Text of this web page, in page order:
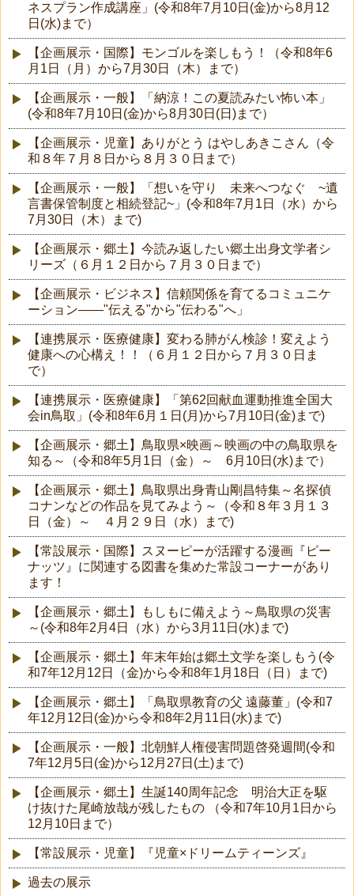
ネスプラン作成講座」(令和8年7月10日(金)から8月12
日(水)まで）
【企画展示・国際】モンゴルを楽しもう！（令和8年6
月1日（月）から7月30日（木）まで）
【企画展示・一般】「納涼！この夏読みたい怖い本」
(令和8年7月10日(金)から8月30日(日)まで）
【企画展示・児童】ありがとう はやしあきこさん（令
和８年７月８日から８月３０日まで）
【企画展示・一般】「想いを守り 未来へつなぐ ~遺
言書保管制度と相続登記~」(令和8年7月1日（水）から
7月30日（木）まで)
【企画展示・郷土】今読み返したい郷土出身文学者シ
リーズ（６月１２日から７月３０日まで）
【企画展示・ビジネス】信頼関係を育てるコミュニケ
ーション――"伝える"から"伝わる"へ」
【連携展示・医療健康】変わる肺がん検診！変えよう
健康への心構え！！（６月１２日から７月３０日ま
で）
【連携展示・医療健康】「第62回献血運動推進全国大
会in鳥取」(令和8年6月１日(月)から7月10日(金)まで)
【企画展示・郷土】鳥取県×映画～映画の中の鳥取県を
知る～（令和8年5月1日（金）～ 6月10日(水)まで）
【企画展示・郷土】鳥取県出身青山剛昌特集～名探偵
コナンなどの作品を見てみよう～（令和８年３月１３
日（金）～ ４月２９日（水）まで)
【常設展示・国際】スヌーピーが活躍する漫画『ピー
ナッツ』に関連する図書を集めた常設コーナーがあり
ます！
【企画展示・郷土】もしもに備えよう～鳥取県の災害
～(令和8年2月4日（水）から3月11日(水)まで)
【企画展示・郷土】年末年始は郷土文学を楽しもう(令
和7年12月12日（金)から令和8年1月18日（日）まで)
【企画展示・郷土】「鳥取県教育の父 遠藤董」(令和7
年12月12日(金)から令和8年2月11日(水)まで)
【企画展示・一般】北朝鮮人権侵害問題啓発週間(令和
7年12月5日(金)から12月27日(土)まで)
【企画展示・郷土】生誕140周年記念 明治大正を駆
け抜けた尾崎放哉が残したもの （令和7年10月1日から
12月10日まで）
【常設展示・児童】『児童×ドリームティーンズ』
過去の展示